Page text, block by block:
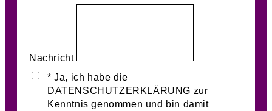
Nachricht
* Ja, ich habe die
DATENSCHUTZERKLÄRUNG zur
Kenntnis genommen und bin damit